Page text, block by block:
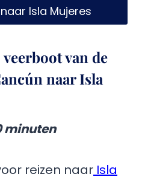
Isla Mujeres
van de
naar Isla
minuten
reizen naar Isla